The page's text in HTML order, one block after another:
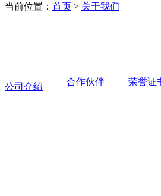
当前位置： 首页 > 关于我们
公司介绍 合作伙伴 荣誉证